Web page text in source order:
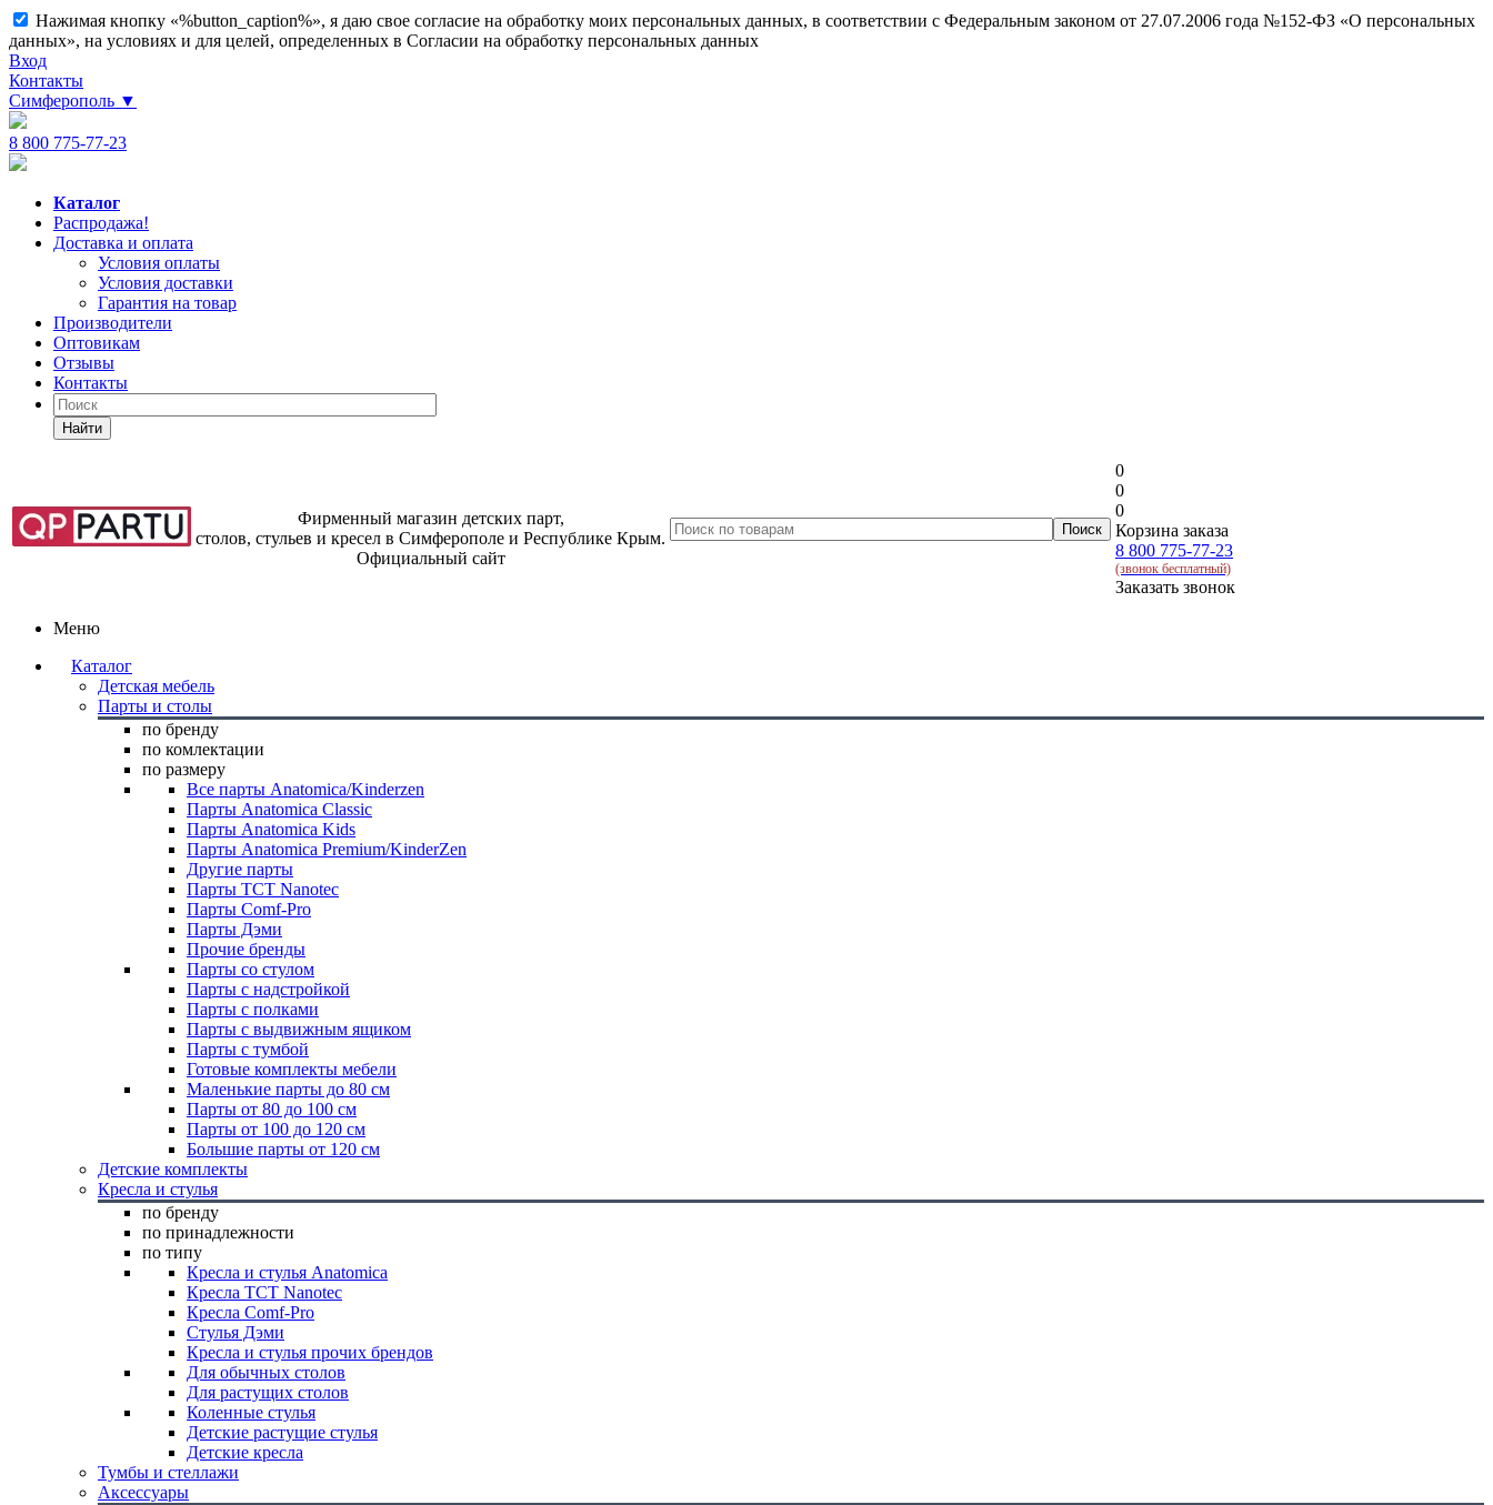
Нажимая кнопку «%button_caption%», я даю свое согласие на обработку моих персональных данных, в соответствии с Федеральным законом от 27.07.2006 года №152-ФЗ «О персональных
данных», на условиях и для целей, определенных в Согласии на обработку персональных данных
Вход
Контакты
Симферополь ▼
8 800 775-77-23
Каталог
Распродажа!
Доставка и оплата
Условия оплаты
Условия доставки
Гарантия на товар
Производители
Оптовикам
Отзывы
Контакты
Найти
Фирменный магазин детских парт,
столов, стульев и кресел в Симферополе и Республике Крым.
Официальный сайт
0
0
0
Корзина заказа
8 800 775-77-23
(звонок бесплатный)
Заказать звонок
Меню
Каталог
Детская мебель
Парты и столы
по бренду
по комлектации
по размеру
Все парты Anatomica/Kinderzen
Парты Anatomica Classic
Парты Anatomica Kids
Парты Anatomica Premium/KinderZen
Другие парты
Парты TCT Nanotec
Парты Comf-Pro
Парты Дэми
Прочие бренды
Парты со стулом
Парты с надстройкой
Парты с полками
Парты с выдвижным ящиком
Парты с тумбой
Готовые комплекты мебели
Маленькие парты до 80 см
Парты от 80 до 100 см
Парты от 100 до 120 см
Большие парты от 120 см
Детские комплекты
Кресла и стулья
по бренду
по принадлежности
по типу
Кресла и стулья Anatomica
Кресла TCT Nanotec
Кресла Comf-Pro
Стулья Дэми
Кресла и стулья прочих брендов
Для обычных столов
Для растущих столов
Коленные стулья
Детские растущие стулья
Детские кресла
Тумбы и стеллажи
Аксессуары